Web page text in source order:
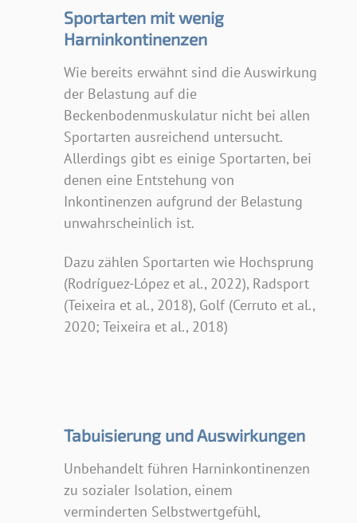
Sportarten mit wenig
Harninkontinenzen
Wie bereits erwähnt sind die Auswirkung
der Belastung auf die
Beckenbodenmuskulatur nicht bei allen
Sportarten ausreichend untersucht.
Allerdings gibt es einige Sportarten, bei
denen eine Entstehung von
Inkontinenzen aufgrund der Belastung
unwahrscheinlich ist.
Dazu zählen Sportarten wie Hochsprung
(Rodríguez-López et al., 2022), Radsport
(Teixeira et al., 2018), Golf (Cerruto et al.,
2020; Teixeira et al., 2018)
Tabuisierung und Auswirkungen
Unbehandelt führen Harninkontinenzen
zu sozialer Isolation, einem
verminderten Selbstwertgefühl,